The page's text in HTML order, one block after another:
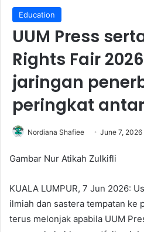
Education
UUM Press
Rights Fair
jaringan
peringkat
Nordiana Shafiee June 7, 2026
Gambar Nur Atikah Zulkifli
KUALA LUMPUR, 7 Jun 2026:
ilmiah dan sastera tempatan ke
terus melonjak apabila UUM